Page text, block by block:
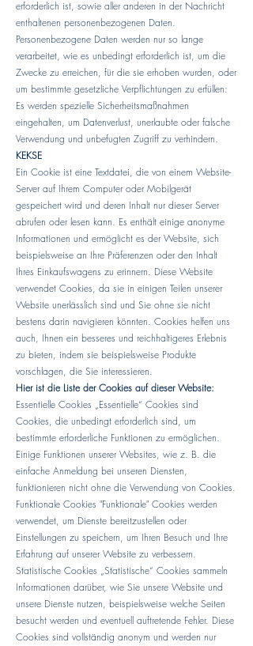
erforderlich ist, sowie aller anderen in der Nachricht
enthaltenen personenbezogenen Daten.
Personenbezogene Daten werden nur so lange
verarbeitet, wie es unbedingt erforderlich ist, um die
Zwecke zu erreichen, für die sie erhoben wurden, oder
um bestimmte gesetzliche Verpflichtungen zu erfüllen:
Es werden spezielle Sicherheitsmaßnahmen
eingehalten, um Datenverlust, unerlaubte oder falsche
Verwendung und unbefugten Zugriff zu verhindern.
KEKSE
Ein Cookie ist eine Textdatei, die von einem Website-
Server auf Ihrem Computer oder Mobilgerät
gespeichert wird und deren Inhalt nur dieser Server
abrufen oder lesen kann. Es enthält einige anonyme
Informationen und ermöglicht es der Website, sich
beispielsweise an Ihre Präferenzen oder den Inhalt
Ihres Einkaufswagens zu erinnern. Diese Website
verwendet Cookies, da sie in einigen Teilen unserer
Website unerlässlich sind und Sie ohne sie nicht
bestens darin navigieren könnten. Cookies helfen uns
auch, Ihnen ein besseres und reichhaltigeres Erlebnis
zu bieten, indem sie beispielsweise Produkte
vorschlagen, die Sie interessieren.
Hier ist die Liste der Cookies auf dieser Website:
Essentielle Cookies „Essentielle“ Cookies sind
Cookies, die unbedingt erforderlich sind, um
bestimmte erforderliche Funktionen zu ermöglichen.
Einige Funktionen unserer Websites, wie z. B. die
einfache Anmeldung bei unseren Diensten,
funktionieren nicht ohne die Verwendung von Cookies.
Funktionale Cookies "Funktionale" Cookies werden
verwendet, um Dienste bereitzustellen oder
Einstellungen zu speichern, um Ihren Besuch und Ihre
Erfahrung auf unserer Website zu verbessern.
Statistische Cookies „Statistische“ Cookies sammeln
Informationen darüber, wie Sie unsere Website und
unsere Dienste nutzen, beispielsweise welche Seiten
besucht werden und eventuell auftretende Fehler. Diese
Cookies sind vollständig anonym und werden nur